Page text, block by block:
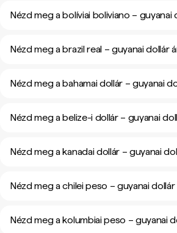
Nézd meg a bolíviai boliviano –
Nézd meg a brazil real – guyanai dollár
Nézd meg a bahamai dollár – guyanai
Nézd meg a belize-i dollár – guyanai
Nézd meg a kanadai dollár – guyanai
Nézd meg a chilei peso – guyanai
Nézd meg a kolumbiai peso – guyanai